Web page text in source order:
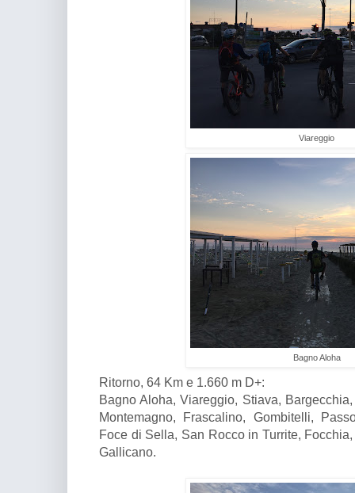
Viareggio
Bagno Aloha
Ritorno, 64 Km e 1.660 m D+:
Bagno Aloha, Viareggio, Stiava,
Montemagno, Frascalino, Gombitelli,
Foce di Sella, San Rocco in Turrite,
Gallicano.